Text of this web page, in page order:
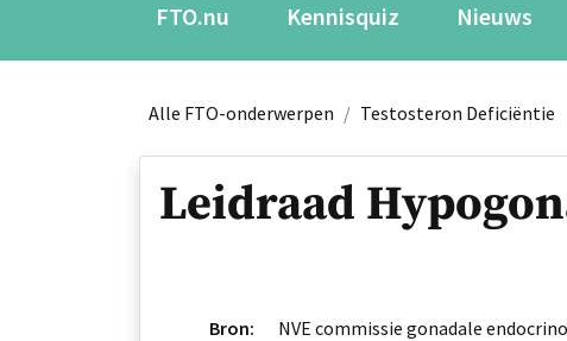
FTO.nu Kennisquiz Nieuws
Alle FTO-onderwerpen / Testosteron Deficiëntie
Leidraad
Bron:
NVE commissie gonadale